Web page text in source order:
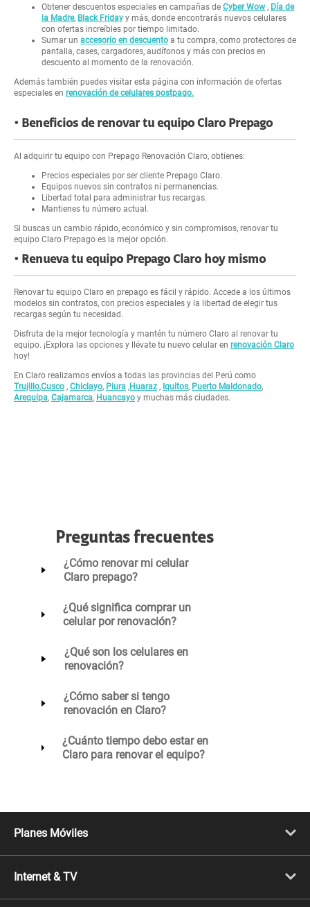
Obtener descuentos especiales en campañas de Cyber Wow, Día de
la Madre, Black Friday y más, donde encontrarás nuevos celulares
con ofertas increíbles por tiempo limitado.
Sumar un accesorio en descuento a tu compra, como protectores de
pantalla, cases, cargadores, audífonos y más con precios en
descuento al momento de la renovación.
Además también puedes visitar esta página con información de ofertas
especiales en renovación de celulares postpago.
Beneficios de renovar tu equipo Claro Prepago
Al adquirir tu equipo con Prepago Renovación Claro, obtienes:
Precios especiales por ser cliente Prepago Claro.
Equipos nuevos sin contratos ni permanencias.
Libertad total para administrar tus recargas.
Mantienes tu número actual.
Si buscas un cambio rápido, económico y sin compromisos, renovar tu
equipo Claro Prepago es la mejor opción.
Renueva tu equipo Prepago Claro hoy mismo
Renovar tu equipo Claro en prepago es fácil y rápido. Accede a los últimos
modelos sin contratos, con precios especiales y la libertad de elegir tus
recargas según tu necesidad.
Disfruta de la mejor tecnología y mantén tu número Claro al renovar tu
equipo. ¡Explora las opciones y llévate tu nuevo celular en renovación Claro
hoy!
En Claro realizamos envíos a todas las provincias del Perú como
Trujillo,Cusco , Chiclayo, Piura ,Huaraz , Iquitos, Puerto Maldonado,
Arequipa, Cajamarca, Huancayo y muchas más ciudades.
Preguntas frecuentes
¿Cómo renovar mi celular
Claro prepago?
¿Qué significa comprar un
celular por renovación?
¿Qué son los celulares en
renovación?
¿Cómo saber si tengo
renovación en Claro?
¿Cuánto tiempo debo estar en
Claro para renovar el equipo?
Planes Móviles
Línea Nueva
Línea Adicional
Internet & TV